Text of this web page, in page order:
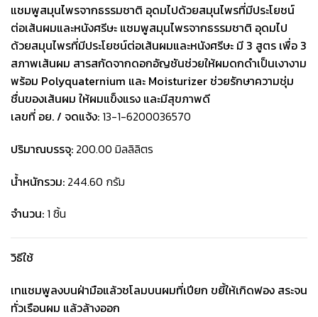
แชมพูสมุนไพรจากธรรมชาติ อุดมไปด้วยสมุนไพรที่มีประโยชน์
ต่อเส้นผมและหนังศรีษะ แชมพูสมุนไพรจากธรรมชาติ อุดมไป
ด้วยสมุนไพรที่มีประโยชน์ต่อเส้นผมและหนังศรีษะ มี 3 สูตร เพื่อ 3
สภาพเส้นผม สารสกัดจากดอกอัญชันช่วยให้ผมดกดำเป็นเงางาม
พร้อม Polyquaternium และ Moisturizer ช่วยรักษาความชุ่ม
ชื่นของเส้นผม ให้ผมแข็งแรง และมีสุขภาพดี
เลขที่ อย. / จดแจ้ง: 13-1-6200036570
ปริมาณบรรจุ: 200.00 มิลลิลิตร
น้ำหนักรวม: 244.60 กรัม
จำนวน: 1 ชิ้น
วิธีใช้
เทแชมพูลงบนฝ่ามือแล้วชโลมบนผมที่เปียก ขยี้ให้เกิดฟอง สระจน
ทั่วเรือนผม แล้วล้างออก